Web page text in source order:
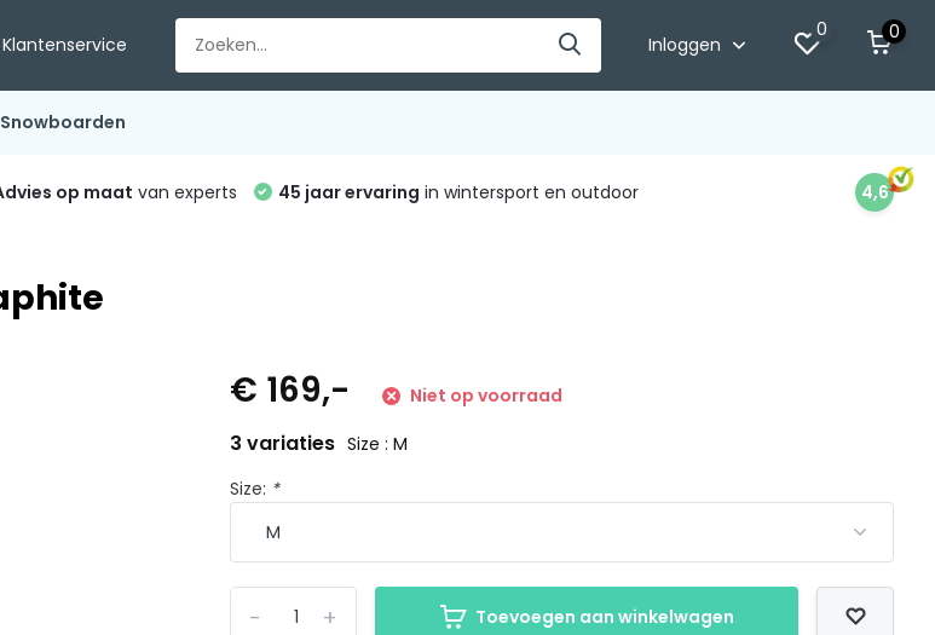
Klantenservice Inloggen
0 0
Snowboarden
op maat van experts 45 jaar ervaring in wintersport en outdoor 4,6
€ 169,- Niet op voorraad
3 variaties Size : M
Size: *
+
- Toevoegen aan winkelwagen